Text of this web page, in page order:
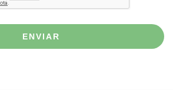
ENVIAR